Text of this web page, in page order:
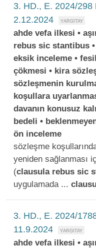
3. HD., E. 2024/298
2.12.2024
ahde vefa ilkesi •
rebus sic stantibus
eksik inceleme •
çökmesi • kira
sözleşmenin
koşullara
davanın konusuz
bedeli •
ön inceleme
sözleşme
yeniden sağlanması
(clausula rebus sic
uygulamada ...
3. HD., E. 2024/
11.9.2024
ahde vefa ilkesi •